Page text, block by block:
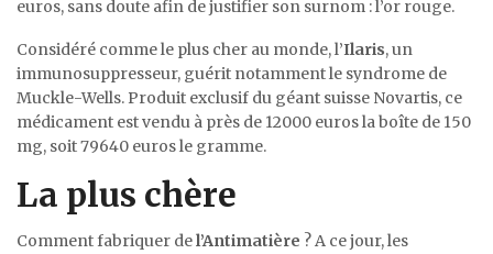
euros, sans doute afin de justifier son surnom : l’or rouge.
Considéré comme le plus cher au monde, l’Ilaris, un
immunosuppresseur, guérit notamment le syndrome de
Muckle-Wells. Produit exclusif du géant suisse Novartis, ce
médicament est vendu à près de 12000 euros la boîte de 150
mg, soit 79640 euros le gramme.
La plus chère
Comment fabriquer del’Antimatière ? A ce jour, les